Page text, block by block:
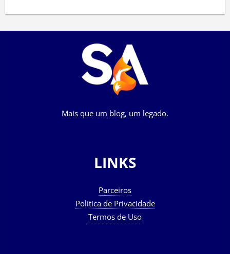
Mais que um blog, um legado.
LINKS
Parceiros
Política de Privacidade
Termos de Uso